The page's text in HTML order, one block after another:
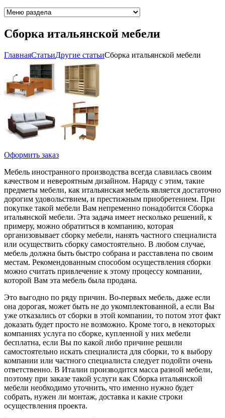
Сборка итальянской мебели
ГлавнаяCтатьиДругие статьиСборка итальянской мебели
Оформить заказ
Мебель иностранного производства всегда славилась своим
качеством и невероятным дизайном. Наряду с этим, такие
предметы мебели, как итальянская мебель является достаточно
дорогим удовольствием, и престижным приобретением. При
покупке такой мебели Вам непременно понадобится Сборка
итальянской мебели. Эта задача имеет несколько решений, к
примеру, можно обратиться в компанию, которая
организовывает сборку мебели, нанять частного специалиста
или осуществить сборку самостоятельно. В любом случае,
мебель должна быть быстро собрана и расставлена по своим
местам. Рекомендованным способом осуществления сборки
можно считать привлечение к этому процессу компании,
которой Вам эта мебель была продана.
Это выгодно по ряду причин. Во-первых мебель, даже если
она дорогая, может быть не до укомплектованной, а если Вы
уже отказались от сборки в этой компании, то потом этот факт
доказать будет просто не возможно. Кроме того, в некоторых
компаниях услуга по сборке, купленной у них мебели
бесплатна, если Вы по какой либо причине решили
самостоятельно искать специалиста для сборки, то к выбору
компании или частного специалиста следует подойти очень
ответственно. В Италии производится масса разной мебели,
поэтому при заказе такой услуги как Сборка итальянской
мебели необходимо уточнить, что именно нужно будет
собрать, нужен ли монтаж, доставка и какие строки
осуществления проекта.